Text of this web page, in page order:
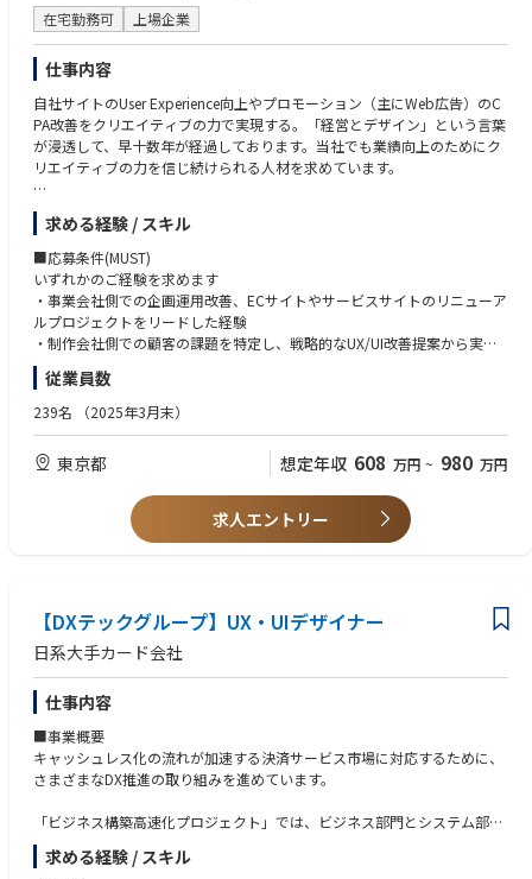
在宅勤務可 上場企業
仕事内容
自社サイトのUser Experience向上やプロモーション（主にWeb広告）のC
PA改善をクリエイティブの力で実現する。「経営とデザイン」という言葉
が浸透して、早十数年が経過しております。当社でも業績向上のためにク
リエイティブの力を信じ続けられる人材を求めています。
サイトを中心に、ユーザー目線でのUI/UX改善の企画・運用を担当してい
ただきます。
企画とは、会社として取り組みたい改善テーマや数値目標から逆算した改
善を行うために誰（Who）に何（What）を言うかを数値分析しながら立
案していただくことを指します。
また、運用とは企画したものを実装するための準備になります。Who・W
hatを決定した後にどのように言うか（How）を考えていただくものとな
コーディング等は別部門で実施をしますので、開発・実装依頼も運用業務
の対象範囲となります。
・Webサイト全体のUX/UI改善の立案と実行
・データ分析に基づく継続的な改善施策の立案と実施
・サイトリニューアルプロジェクトの推進
求める経験 / スキル
■応募条件(MUST)
いずれかのご経験を求めます
・事業会社側での企画運用改善、ECサイトやサービスサイトのリニューア
ルプロジェクトをリードした経験
・制作会社側での顧客の課題を特定し、戦略的なUX/UI改善提案から実装
までを主導した経験
加えて以下のご経験を求めます
・複雑な商材やサービスのUX/UI設計経験、コミュニケーションファネル
を理解してファネル別に課題解決案を行える。
・Figma、Adobe製品等でサイトデザインやワイヤーフレームの作成を行
ったことがある
・クリエイティブや開発の進行管理でBacklog等のツールを使ってことが
・金融業界でのUX/UI設計経験、特にB to C領域での経験を求めています
・KARTE、Gitなどのツールの活用経験
・Webプロモーション戦略の立案・実行経験
・LINE、アプリケーション開発におけるUX/UI設計経験
・顧客行動分析や心理学の知識/リサーチ経験
■ポジションの魅力
・業界をリードする立場で、生命保険のデジタル化を推進することができ
ます。
・生命保険という複雑かつ社会的意義のある商材で顧客体験の抜本的な改
革を通じて、社会的影響力のある仕事に携わることができます
・経営層と直接やり取りしながら、会社の成長戦略に深く関与することが
従業員数
239名 （2025年3月末）
東京都 想定年収 608 万円 ~ 980 万円
求人エントリー
【DXテックグループ】UX・UIデザイナー
日系大手カード会社
仕事内容
■事業概要
キャッシュレス化の流れが加速する決済サービス市場に対応するために、
さまざまなDX推進の取り組みを進めています。
「ビジネス構築高速化プロジェクト」では、ビジネス部門とシステム部門
が一体となった開発体制にて、お客様にとって価値のあるサービスを迅速
に提供することを目指しています。
求める経験 / スキル